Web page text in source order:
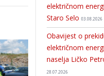
električnom
Staro Selo 03.08.2026
Obavijest o
električnom
naselja Ličko
28.07.2026